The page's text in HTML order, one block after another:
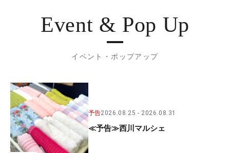
Event & Pop Up
イベント・ポップアップ
予告2026.08.25 2026.08.31
≪予告≫西川マルシェ